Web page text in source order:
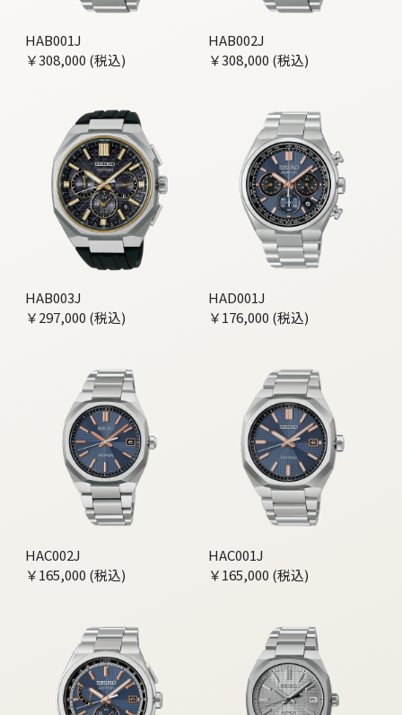
HAB001J
￥308,000 (税込)
HAB002J
￥308,000 (税込)
HAB003J
￥297,000 (税込)
HAD001J
￥176,000 (税込)
HAC002J
￥165,000 (税込)
HAC001J
￥165,000 (税込)